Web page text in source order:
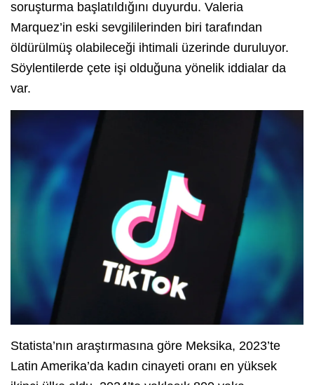
soruşturma başlatıldığını duyurdu. Valeria
Marquez’in eski sevgililerinden biri tarafından
öldürülmüş olabileceği ihtimali üzerinde duruluyor.
Söylentilerde çete işi olduğuna yönelik iddialar da
var.
Statista’nın araştırmasına göre Meksika, 2023’te
Latin Amerika’da kadın cinayeti oranı en yüksek